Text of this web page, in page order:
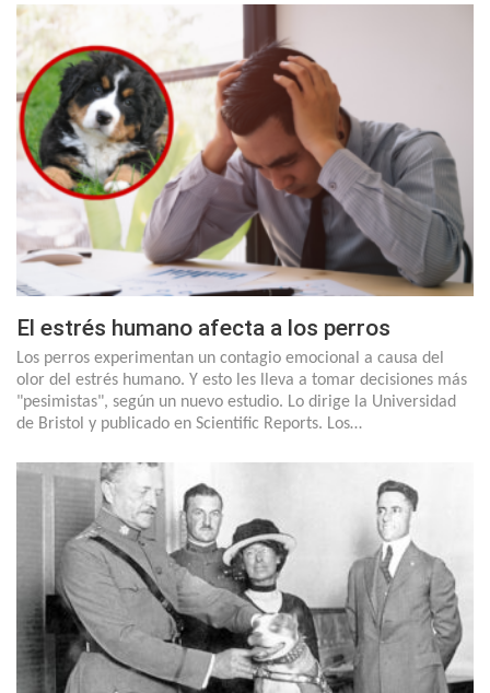
El estrés humano afecta a los perros
Los perros experimentan un contagio emocional a causa del
olor del estrés humano. Y esto les lleva a tomar decisiones más
"pesimistas", según un nuevo estudio. Lo dirige la Universidad
de Bristol y publicado en Scientific Reports. Los…